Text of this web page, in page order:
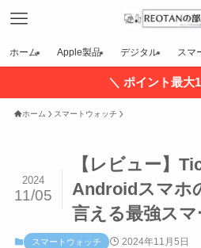
ホーム Apple製品 デジタル スマ
＼ ポイント最大
ホーム スマートウォッチ
【レビュー】
Androidスマホ
言える最強ス
2024
11/05
スマートウォッチ 2024年11月5日